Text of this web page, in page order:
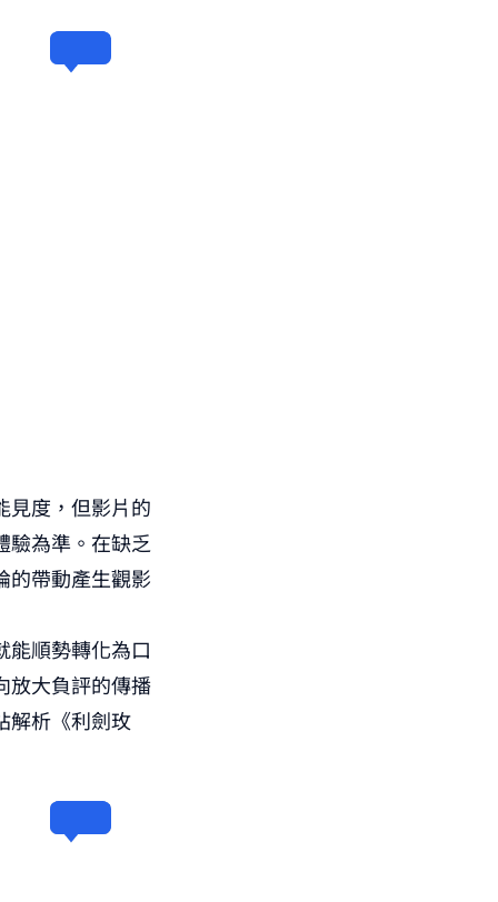
見度，但影片的
驗為準。在缺乏
的帶動產生觀影
能順勢轉化為口
放大負評的傳播
解析 《利劍玫